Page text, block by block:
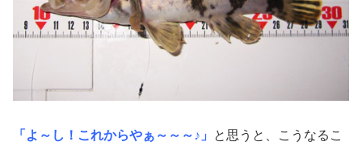
「よ～し！これからやぁ～～～♪」
と思うと、こうなるこ